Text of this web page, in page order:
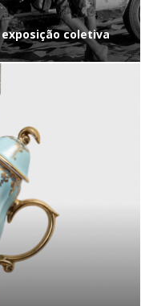
exposição coletiva